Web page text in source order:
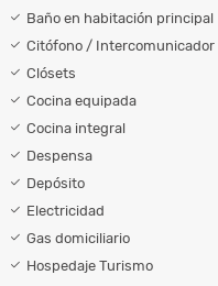
Baño en habitación principal
Citófono / Intercomunicador
Clósets
Cocina equipada
Cocina integral
Despensa
Depósito
Electricidad
Gas domiciliario
Hospedaje Turismo